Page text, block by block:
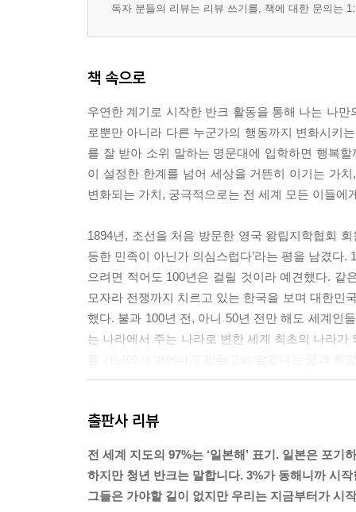
‘대장금’과 ‘주몽’에 빠진 해외 친구들
현명하게 독도를 지키는 우리의 자세
마치며 위대한 나무도 처음에는 한 알의 씨앗이었다
부록 반크 동아리 활동 프로그램 안내
(오프라인 활동·온라인 활동)
독자 분들의 리뷰는 리뷰 쓰기를, 책에 대한 문의는
책 속으로
우연한 계기로 시작한 반크 활동을 통해 나는 나
로뿐만 아니라 다른 누군가의 행동까지 변화시키
를 잘 받아 소위 말하는 명문대에 입학하면 행복
이 설정한 한계를 넘어 세상을 거뜬히 이기는 가
변화되는 가치, 궁극적으로는 전 세계 모든 이들
1894년, 조선을 처음 방문한 영국 왕립지학협회
등한 민족이 아닌가 의심스럽다’라는 평을 남겼다
으려면 적어도 100년은 걸릴 것이라 예견했다.
모자라 전쟁까지 치르고 있는 한국을 보며 대한민
했다. 불과 100년 전, 아니 50년 전만 해도 세계인
는 나라에서 주는 나라로 변한 세계 최초의 나라
한국을 알리는 활동을 하면서 국제 사회에서 일어
고 한다.---p.190
「24」라는 미국의 유명 탐정 드라마에서는 한국
출판사 리뷰
전 세계 지도의 97%는 ‘일본해’ 표기. 일본은 포기
하지만 청년 반크는 말합니다. 3%가 동해니까 시작
그들은 가야할 길이 없지만 우리는 지금부터가 시